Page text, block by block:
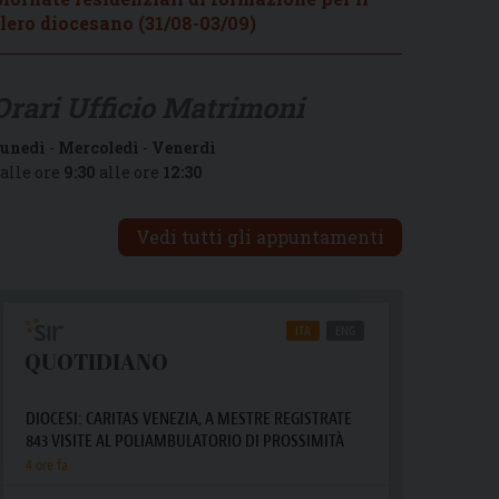
diocesano (31/08-03/09)
- Mercoledì - Venerdì
ore 9:30 alle ore 12:30
Vedi tutti gli appuntamenti